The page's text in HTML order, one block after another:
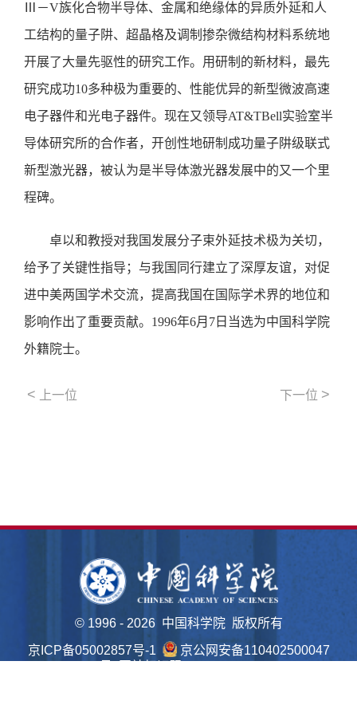
Ⅲ－V族化合物半导体、金属和绝缘体的异质外延和人
工结构的量子阱、超晶格及调制掺杂微结构材料系统地
开展了大量先驱性的研究工作。用研制的新材料，最先
研究成功10多种极为重要的、性能优异的新型微波高速
电子器件和光电子器件。现在又领导AT&TBell实验室半
导体研究所的合作者，开创性地研制成功量子阱级联式
新型激光器，被认为是半导体激光器发展中的又一个里
程碑。
卓以和教授对我国发展分子束外延技术极为关切，
给予了关键性指导；与我国同行建立了深厚友谊，对促
进中美两国学术交流，提高我国在国际学术界的地位和
影响作出了重要贡献。1996年6月7日当选为中国科学院
外籍院士。
< 上一位 下一位 >
© 1996 - 2026 中国科学院 版权所有
京ICP备05002857号-1
京公网安备110402500047